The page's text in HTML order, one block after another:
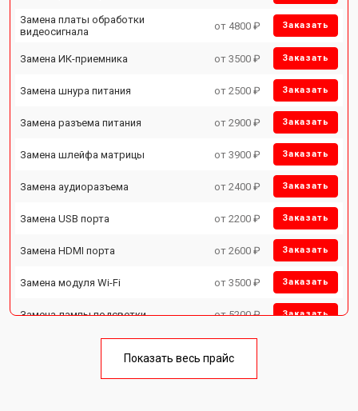
Замена платы обработки
видеосигнала
от 4800 ₽ Заказать
Замена ИК-приемника от 3500 ₽ Заказать
Замена шнура питания от 2500 ₽ Заказать
Замена разъема питания от 2900 ₽ Заказать
Замена шлейфа матрицы от 3900 ₽ Заказать
Замена аудиоразъема от 2400 ₽ Заказать
Замена USB порта от 2200 ₽ Заказать
Замена HDMI порта от 2600 ₽ Заказать
Замена модуля Wi-Fi от 3500 ₽ Заказать
Замена лампы подсветки от 5200 ₽ Заказать
Замена блока питания от 3700 ₽
Показать весь прайс